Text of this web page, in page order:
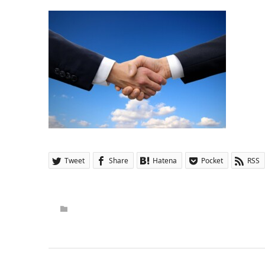
Tweet Share Hatena Pocket RSS